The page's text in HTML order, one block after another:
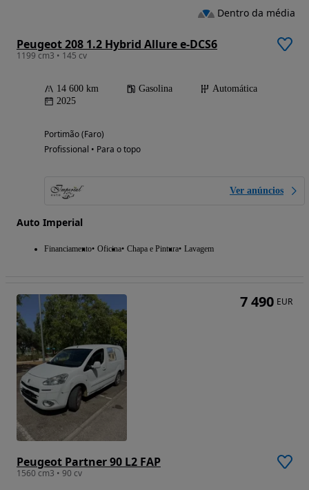
Peugeot 208 1.2 Hybrid Allure e-DCS6
1199 cm3 • 145 cv
14 600 km Gasolina
Automática
2025
Portimão (Faro)
Profissional • Para o topo
Ver anúncios
Auto Imperial
Financiamento Oficina Chapa e Pintura Lavagem
Dentro da média
Peugeot Partner 90 L2 FAP
1560 cm3 • 90 cv
7 490 EUR